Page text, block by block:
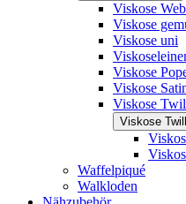
Viskose
Viskose
Viskose uni
Viskose
Viskose
Viskose
Viskose Twill
Waffelpiqué
Walkloden